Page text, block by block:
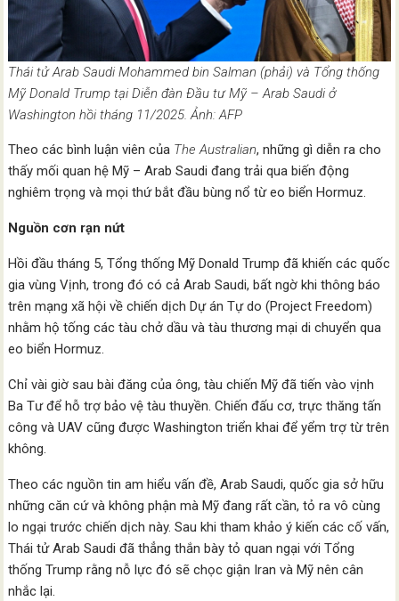
Thái tử Arab Saudi Mohammed bin Salman (phải) và Tổng thống
Mỹ Donald Trump tại Diễn đàn Đầu tư Mỹ – Arab Saudi ở
Washington hồi tháng 11/2025. Ảnh: AFP
Theo các bình luận viên của The Australian, những gì diễn ra cho
thấy mối quan hệ Mỹ – Arab Saudi đang trải qua biến động
nghiêm trọng và mọi thứ bắt đầu bùng nổ từ eo biển Hormuz.
Nguồn cơn rạn nứt
Hồi đầu tháng 5, Tổng thống Mỹ Donald Trump đã khiến các quốc
gia vùng Vịnh, trong đó có cả Arab Saudi, bất ngờ khi thông báo
trên mạng xã hội về chiến dịch Dự án Tự do (Project Freedom)
nhằm hộ tống các tàu chở dầu và tàu thương mại di chuyển qua
eo biển Hormuz.
Chỉ vài giờ sau bài đăng của ông, tàu chiến Mỹ đã tiến vào vịnh
Ba Tư để hỗ trợ bảo vệ tàu thuyền. Chiến đấu cơ, trực thăng tấn
công và UAV cũng được Washington triển khai để yểm trợ từ trên
không.
Theo các nguồn tin am hiểu vấn đề, Arab Saudi, quốc gia sở hữu
những căn cứ và không phận mà Mỹ đang rất cần, tỏ ra vô cùng
lo ngại trước chiến dịch này. Sau khi tham khảo ý kiến các cố vấn,
Thái tử Arab Saudi đã thẳng thắn bày tỏ quan ngại với Tổng
thống Trump rằng nỗ lực đó sẽ chọc giận Iran và Mỹ nên cân
nhắc lại.